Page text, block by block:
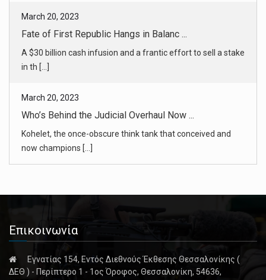
March 20, 2023
Who’s Behind the Judicial Overhaul Now ...
Kohelet, the once-obscure think tank that conceived and
March 20, 2023
Jennifer Fox Said a Coach Abused Her. ...
Jennifer Fox has long discussed what happened when she
On traveling to Morocco with a group-travel company that
promised to b [...]
March 20, 2023
Επικοινωνία
Εγνατίας 154, Εντός Διεθνούς Έκθεσης Θεσσαλονίκης (
ΔΕΘ ) - Περίπτερο 1 - 1ος Όροφος, Θεσσαλονίκη, 54636,